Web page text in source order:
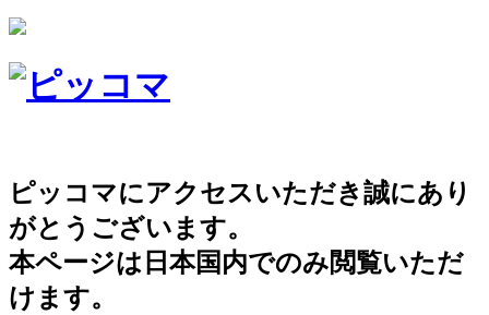
ピッコマにアクセスいただき誠にあり
がとうございます。
本ページは日本国内でのみ閲覧いただ
けます。